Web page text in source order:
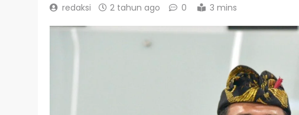
redaksi 2 tahun ago 0 3 mins